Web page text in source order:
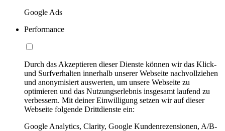
Google Ads
Performance
Durch das Akzeptieren dieser Dienste können wir das Klick-
und Surfverhalten innerhalb unserer Webseite nachvollziehen
und anonymisiert auswerten, um unsere Webseite zu
optimieren und das Nutzungserlebnis insgesamt laufend zu
verbessern. Mit deiner Einwilligung setzen wir auf dieser
Webseite folgende Drittdienste ein:
Google Analytics, Clarity, Google Kundenrezensionen, A/B-